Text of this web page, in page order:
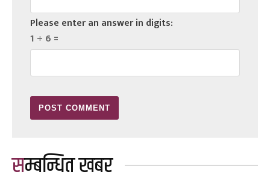
Please enter an answer in digits:
1 + 6 =
सम्बन्धित खबर